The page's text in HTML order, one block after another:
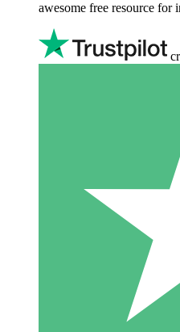
awesome free resource for